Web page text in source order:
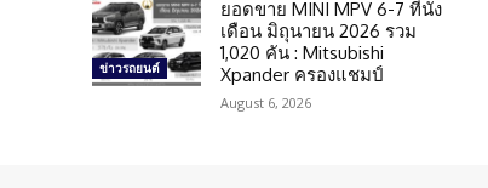
ข่าวรถยนต์
ยอดขาย MINI MPV 6-7 ที่นั่ง
เดือน มิถุนายน 2026 รวม
1,020 คัน : Mitsubishi
Xpander ครองแชมป์
August 6, 2026